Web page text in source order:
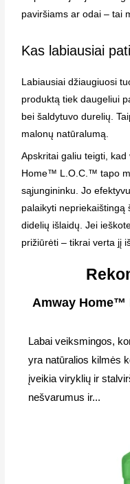
paviršiams ar odai – tai
Kas labiausiai
Labiausiai džiaugiuosi
produktą tiek daugeliui
bei šaldytuvo durelių.
malonų natūralumą.
Apskritai galiu teigti,
Home™ L.O.C.™ tapo
sąjungininku. Jo
palaikyti
didelių išlaidų. Jei
prižiūrėti – tikrai verta jį
Amway Home™
Labai veiksmingos,
yra natūralios kilmės
įveikia viryklių ir
nešvarumus ir...